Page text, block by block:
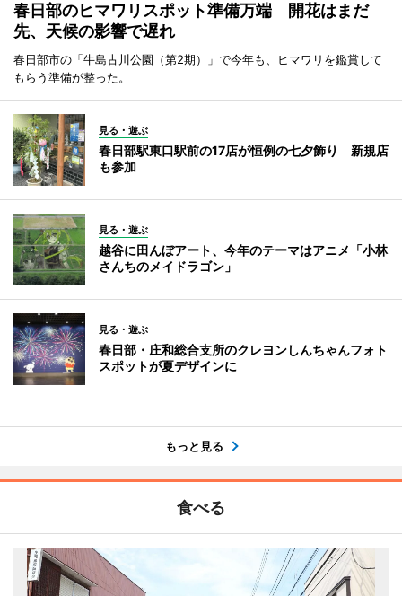
春日部のヒマワリスポット準備万端 開花はまだ
先、天候の影響で遅れ
春日部市の「牛島古川公園（第2期）」で今年も、ヒマワリを鑑賞して
もらう準備が整った。
見る・遊ぶ
春日部駅東口駅前の17店が恒例の七夕飾り 新規店
も参加
見る・遊ぶ
越谷に田んぼアート、今年のテーマはアニメ「小林
さんちのメイドラゴン」
見る・遊ぶ
春日部・庄和総合支所のクレヨンしんちゃんフォト
スポットが夏デザインに
もっと見る
食べる